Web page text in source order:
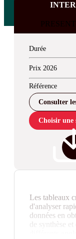
INTER
Durée
Prix 2026
Référence
Consulter
Choisir une
Les tableaux
d'analyser
données en
de synthèse